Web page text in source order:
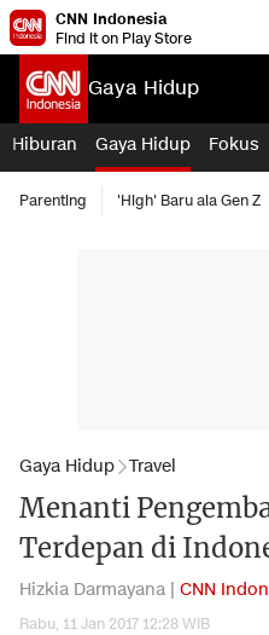
CNN Indonesia
Find it on Play Store
Gaya Hidup
Hiburan Gaya Hidup Fokus
Parenting 'High' Baru ala Gen Z
Gaya Hidup Travel
Menanti
Terdepan di
Hizkia Darmayana | CNN
Rabu, 11 Jan 2017 12:28 WIB